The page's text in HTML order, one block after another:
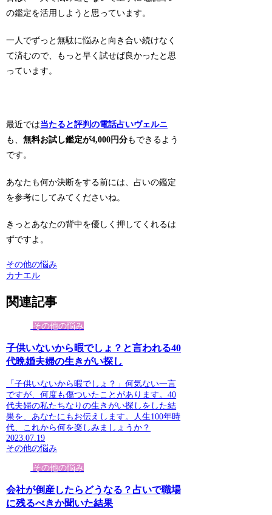
の鑑定を活用しようと思っています。
一人でずっと無駄に悩みと向き合い続けなく
て済むので、もっと早く試せば良かったと思
っています。
最近では当たると評判の電話占いヴェルニ
も、無料お試し鑑定が4,000円分もできるよう
です。
あなたも何か決断をする前には、占いの鑑定
を参考にしてみてくださいね。
きっとあなたの背中を優しく押してくれるは
ずですよ。
その他の悩み
カナエル
関連記事
その他の悩み
子供いないから暇でしょ？と言われる40
代晩婚夫婦の生きがい探し
「子供いないから暇でしょ？」何気ない一言
ですが、何度も傷ついたことがあります。40
代夫婦の私たちなりの生きがい探しをした結
果を、あなたにもお伝えします。人生100年時
代、これから何を楽しみましょうか？
2023.07.19
その他の悩み
その他の悩み
会社が倒産したらどうなる？占いで職場
に残るべきか聞いた結果